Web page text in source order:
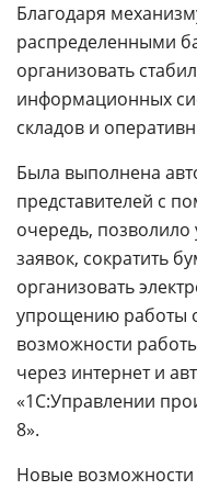
Благодаря
распределенными
организовать
информационных
складов и
Была выполнена
представителей с
очередь,
заявок, сократить
организовать
упрощению работы
возможности
через интернет и
«1С:Управлении
8».
Новые